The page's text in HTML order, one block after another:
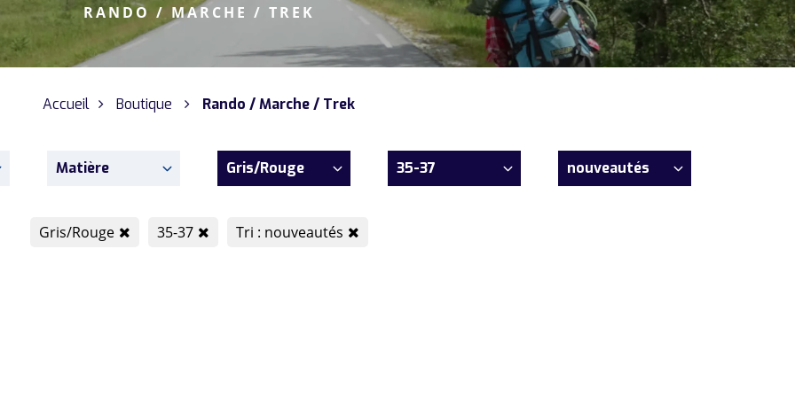
RANDO / MARCHE / TREK
Accueil Boutique Rando / Marche / Trek
Matière Gris/Rouge 35-37 nouveautés
Gris/Rouge 35-37 Tri : nouveautés